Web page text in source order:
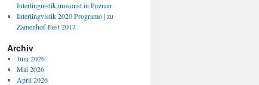
Interlinguistik umsonst in Poznan
Interlingvistik 2020 Programo |zu
Zamenhof-Fest 2017
Archiv
Juni 2026
Mai 2026
April 2026